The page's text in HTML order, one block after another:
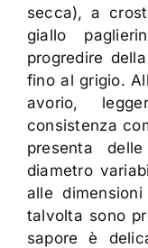
secca), a
giallo
progredire
fino al grigio.
avorio,
consistenza
presenta
diametro
alle
talvolta sono
sapore è